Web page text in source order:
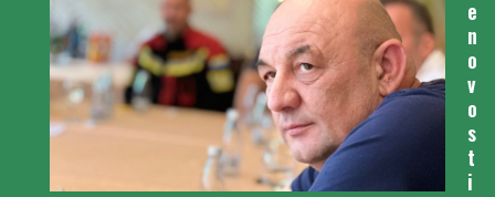
e
n
o
v
o
s
t
i